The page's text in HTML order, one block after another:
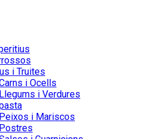
i Truites
i Ocells
i Verdures
i Mariscos